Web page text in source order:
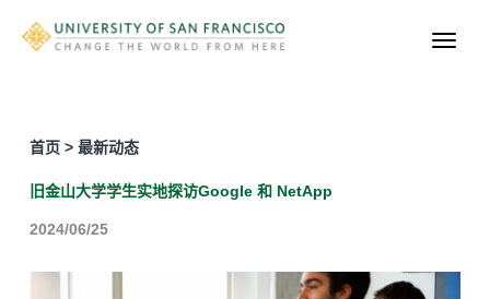
首页 > 最新动态
旧金山大学学生实地探访Google 和 NetApp
2024/06/25